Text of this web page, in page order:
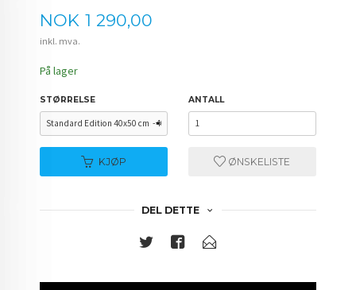
Pris
NOK 1 290,00
inkl. mva.
På lager
STØRRELSE ANTALL
KJØP ØNSKELISTE
DEL DETTE